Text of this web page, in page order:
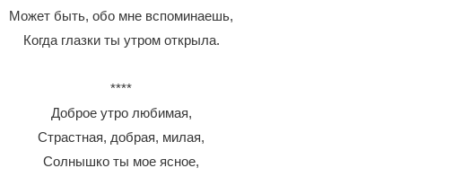
Может быть, обо мне вспоминаешь,
Когда глазки ты утром открыла.
****
Доброе утро любимая,
Страстная, добрая, милая,
Солнышко ты мое ясное,